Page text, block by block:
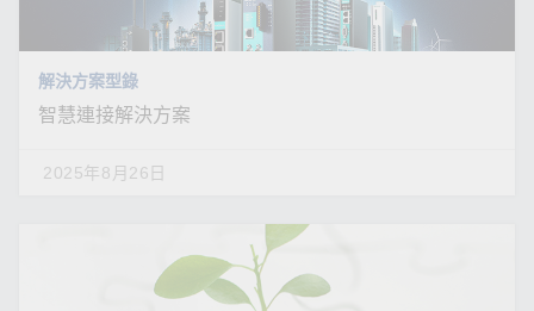
解決方案型錄
智慧連接解決方案
2025年8月26日